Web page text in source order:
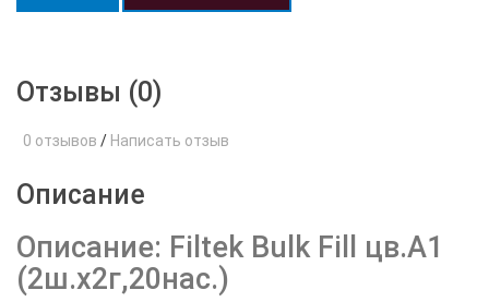
Отзывы (0)
0 отзывов / Написать отзыв
Описание
Описание: Filtek Bulk Fill цв.А1
(2ш.х2г,20нас.)